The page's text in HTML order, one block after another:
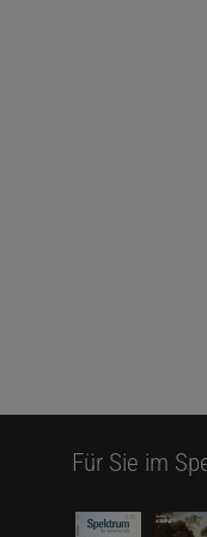
Für Sie im